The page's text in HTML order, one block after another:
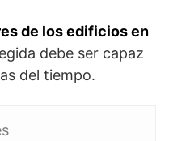
de los edificios en
debe ser capaz
del tiempo.